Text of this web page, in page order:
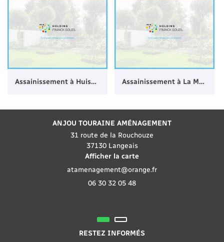
Assainissement à Huismes Assainissement à La Ménitré
ANJOU TOURAINE AMÉNAGEMENT
31 route de la Rouchouze
37130 Langeais
Afficher la carte
06 30 32 05 48
RESTEZ INFORMÉS